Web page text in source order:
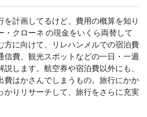
を計画してるけど、費用の概算を知り
・クローネ の現金をいくら両替して
方に向けて、リレハンメルでの宿泊費
信費、観光スポットなどの一日・一週
説します。航空券や宿泊費以外にも、
費はかさんでしまうもの。旅行にかか
かりリサーチして、旅行をさらに充実